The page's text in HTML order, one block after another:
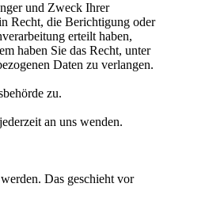
und Zweck Ihrer
Recht, die Berichtigung oder
erteilt haben,
haben Sie das Recht, unter
Daten zu verlangen.
zu.
an uns wenden.
Das geschieht vor